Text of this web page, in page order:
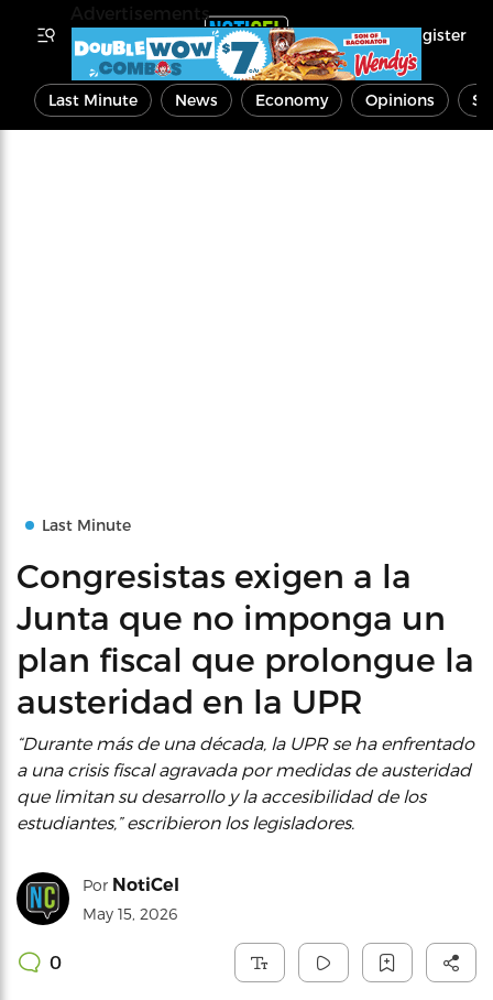
Register
Last Minute News Economy Opinions
Last Minute
Congresistas exigen a la
Junta que no imponga un
plan fiscal que prolongue la
austeridad en la UPR
“Durante más de una década, la UPR se ha enfrentado
a una crisis fiscal agravada por medidas de austeridad
que limitan su desarrollo y la accesibilidad de los
estudiantes,” escribieron los legisladores.
Por NotiCel
May 15, 2026
0
Advertisements